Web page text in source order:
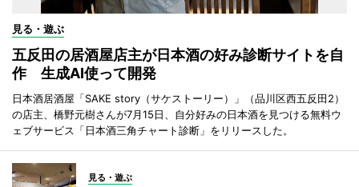
見る・遊ぶ
五反田の居酒屋店主が日本酒の好み診断サイトを自
作 生成AI使って開発
日本酒居酒屋「SAKE story（サケストーリー）」（品川区西五反田2）
の店主、橋野元樹さんが7月15日、自分好みの日本酒を見つける無料ウ
ェブサービス「日本酒三角チャート診断」をリリースした。
見る・遊ぶ